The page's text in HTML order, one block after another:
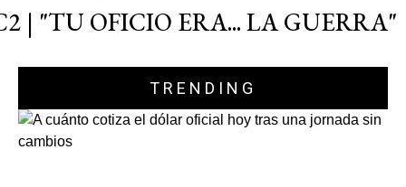
| "TU OFICIO ERA... LA GUERRA"
TRENDING